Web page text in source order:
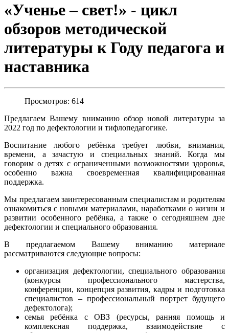
«Ученье – свет!» - цикл
обзоров методической
литературы к Году педагога и
наставника
Просмотров: 614
Предлагаем Вашему вниманию обзор новой литературы за
2022 год по дефектологии и тифлопедагогике.
Воспитание любого ребёнка требует любви, внимания,
времени, а зачастую и специальных знаний. Когда мы
говорим о детях с ограниченными возможностями здоровья,
особенно важна своевременная квалифицированная
поддержка.
Мы предлагаем заинтересованным специалистам и родителям
ознакомиться с новыми материалами, наработками о жизни и
развитии особенного ребёнка, а также о сегодняшнем дне
дефектологии и специального образования.
В предлагаемом Вашему вниманию материале
рассматриваются следующие вопросы:
организация дефектологии, специального образования
(конкурсы профессионального мастерства,
конференции, концепция развития, кадры и подготовка
специалистов – профессиональный портрет будущего
дефектолога);
семья ребёнка с ОВЗ (ресурсы, ранняя помощь и
комплексная поддержка, взаимодействие с